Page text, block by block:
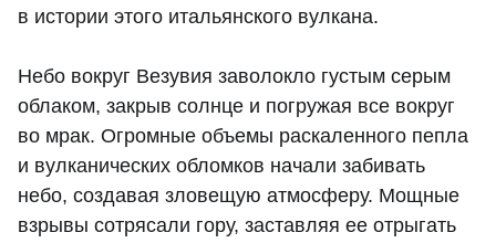
в истории этого итальянского вулкана.
Небо вокруг Везувия заволокло густым серым
облаком, закрыв солнце и погружая все вокруг
во мрак. Огромные объемы раскаленного пепла
и вулканических обломков начали забивать
небо, создавая зловещую атмосферу. Мощные
взрывы сотрясали гору, заставляя ее отрыгать